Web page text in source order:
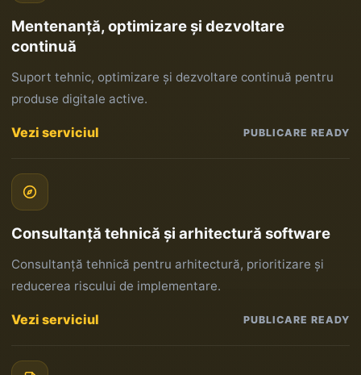
Mentenanță, optimizare și dezvoltare
continuă
Suport tehnic, optimizare și dezvoltare continuă pentru
produse digitale active.
Vezi serviciul PUBLICARE READY
Consultanță tehnică și arhitectură software
Consultanță tehnică pentru arhitectură, prioritizare și
reducerea riscului de implementare.
Vezi serviciul PUBLICARE READY